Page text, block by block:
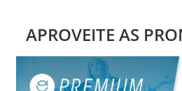
APROVEITE AS